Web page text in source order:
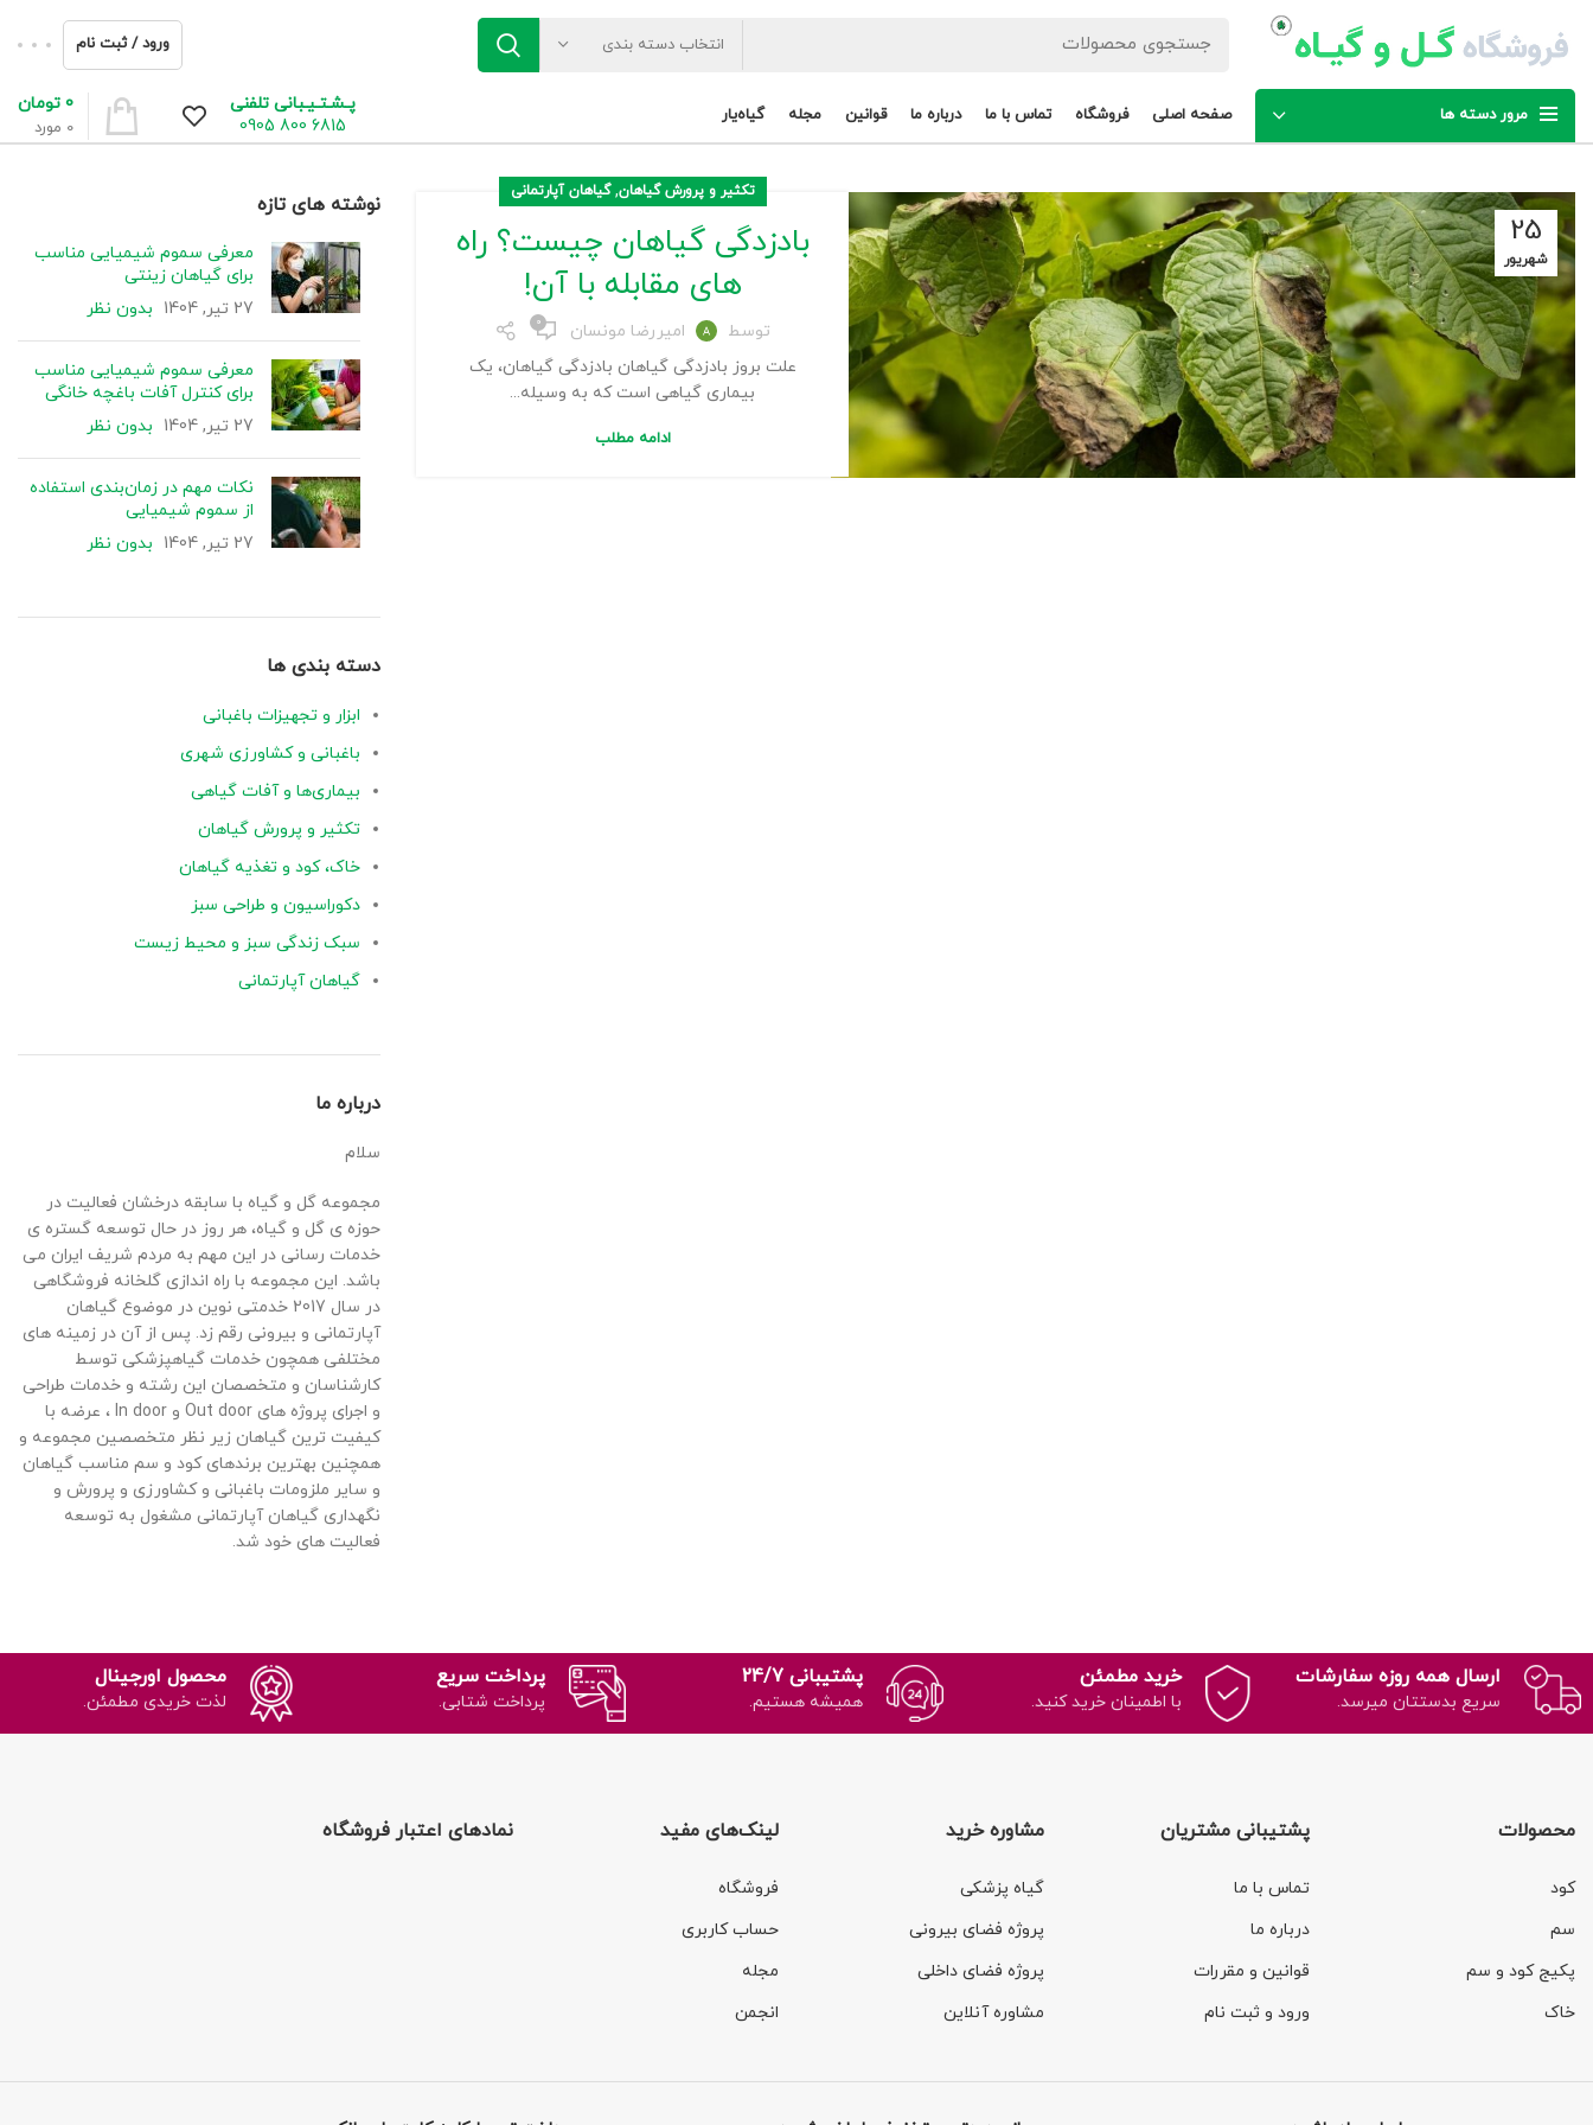
انتخاب دسته بندی ورود / ثبت نام
مرور دسته ها صفحه اصلی فروشگاه تماس با ما درباره ما قوانین مجله گیاه‌یار
پـشـتـیـبانی تلفنی
6815 800 0905
0 مورد
0 تومان
25
شهریور
تکثیر و پرورش گیاهان,گیاهان آپارتمانی
بادزدگی گیاهان چیست؟ راه
های مقابله با آن!
توسط امیررضا مونسان ۰
علت بروز بادزدگی گیاهان بادزدگی گیاهان، یک
بیماری گیاهی است که به وسیله...
ادامه مطلب
نوشته های تازه
معرفی سموم شیمیایی مناسب
برای گیاهان زینتی
27 تیر, 1404
بدون نظر
معرفی سموم شیمیایی مناسب
برای کنترل آفات باغچه خانگی
27 تیر, 1404
بدون نظر
نکات مهم در زمان‌بندی استفاده
از سموم شیمیایی
27 تیر, 1404
بدون نظر
دسته بندی ها
ابزار و تجهیزات باغبانی
باغبانی و کشاورزی شهری
بیماری‌ها و آفات گیاهی
تکثیر و پرورش گیاهان
خاک، کود و تغذیه گیاهان
دکوراسیون و طراحی سبز
سبک زندگی سبز و محیط زیست
گیاهان آپارتمانی
درباره ما
سلام
مجموعه گل و گیاه با سابقه درخشان فعالیت در
حوزه ی گل و گیاه، هر روز در حال توسعه گستره ی
خدمات رسانی در این مهم به مردم شریف ایران می
باشد. این مجموعه با راه اندازی گلخانه فروشگاهی
در سال 2017 خدمتی نوین در موضوع گیاهان
آپارتمانی و بیرونی رقم زد. پس از آن در زمینه های
مختلفی همچون خدمات گیاهپزشکی توسط
کارشناسان و متخصصان این رشته و خدمات طراحی
و اجرای پروژه های Out door و In door ، عرضه با
کیفیت ترین گیاهان زیر نظر متخصصین مجموعه و
همچنین بهترین برندهای کود و سم مناسب گیاهان
و سایر ملزومات باغبانی و کشاورزی و پرورش و
نگهداری گیاهان آپارتمانی مشغول به توسعه
فعالیت های خود شد.
ارسال همه روزه سفارشات
سریع بدستتان میرسد.
خرید مطمئن
با اطمینان خرید کنید.
پشتیبانی 24/7
همیشه هستیم.
پرداخت سریع
پرداخت شتابی.
محصول اورجینال
لذت خریدی مطمئن.
محصولات
کود
سم
پکیج کود و سم
خاک
پشتیبانی مشتریان
تماس با ما
درباره ما
قوانین و مقررات
ورود و ثبت نام
مشاوره خرید
گیاه پزشکی
پروژه فضای بیرونی
پروژه فضای داخلی
مشاوره آنلاین
لینک‌های مفید
فروشگاه
حساب کاربری
مجله
انجمن
نمادهای اعتبار فروشگاه